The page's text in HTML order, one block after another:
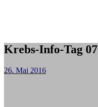
Krebs-Info-Tag
26. Mai 2016